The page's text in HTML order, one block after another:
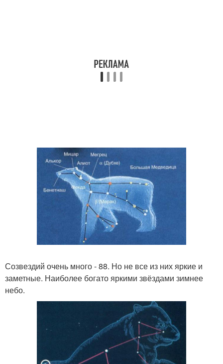
Созвездий очень много - 88. Но не все из них яркие и
заметные. Наиболее богато яркими звёздами зимнее
небо.